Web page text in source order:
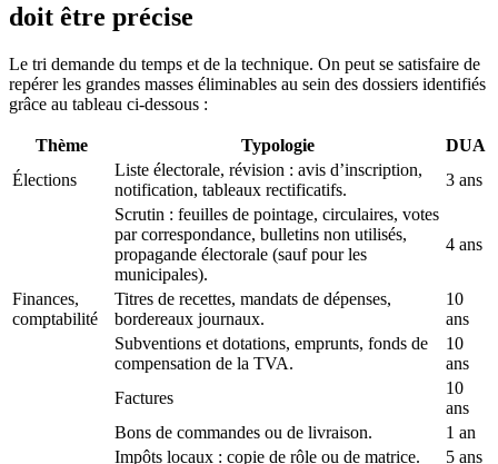
doit être précise
Le tri demande du temps et de la technique. On peut se satisfaire de
repérer les grandes masses éliminables au sein des dossiers identifiés
grâce au tableau ci-dessous :
Thème Typologie
DUA
Élections
Liste électorale, révision : avis d’inscription,
notification, tableaux rectificatifs.
3 ans
Scrutin : feuilles de pointage, circulaires, votes
par correspondance, bulletins non utilisés,
propagande électorale (sauf pour les
municipales).
4 ans
Finances,
comptabilité
Titres de recettes, mandats de dépenses,
bordereaux journaux.
10
ans
Subventions et dotations, emprunts, fonds de
compensation de la TVA.
10
ans
Factures
10
ans
Bons de commandes ou de livraison.
1 an
Impôts locaux : copie de rôle ou de matrice.
5 ans